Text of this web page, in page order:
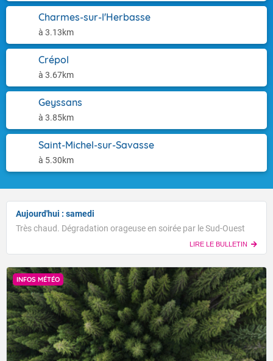
Charmes-sur-l'Herbasse
à 3.13km
Crépol
à 3.67km
Geyssans
à 3.85km
Saint-Michel-sur-Savasse
à 5.30km
Aujourd'hui : samedi
Très chaud. Dégradation orageuse en soirée par le Sud-Ouest
LIRE LE BULLETIN
INFOS MÉTÉO